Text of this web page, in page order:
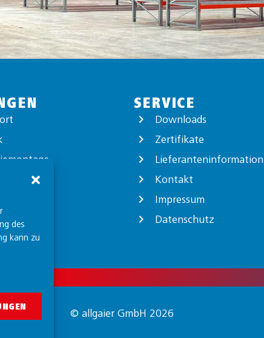
des
kann zu
SERVICE
Downloads
Zertifikate
Lieferanteninformation
Kontakt
Impressum
Datenschutz
© allgaier GmbH 2026